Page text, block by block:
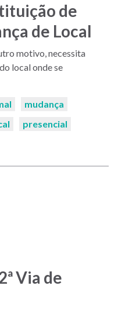
de
de Local
motivo, necessita
local onde se
mudança
presencial
Via de